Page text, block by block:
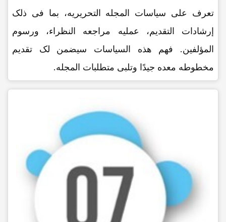
تعرف على سیاسات المجله التحریریه، بما فی ذلک
إرشادات التقدیم، عملیه مراجعه النظراء، ورسوم
المؤلفین. فهم هذه السیاسات سیضمن لک تقدیم
مخطوطه معده جیدًا وتلبی متطلبات المجله.